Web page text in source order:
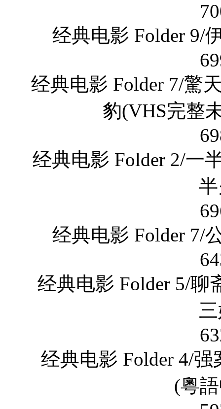
经典电影 Folder 9/
经典电影 Folder 7/驚
豹(VHS完整
经典电影 Folder 2/一
经典电影 Folder 7/
经典电影 Folder 5/聊
经典电影 Folder 4/
(粵